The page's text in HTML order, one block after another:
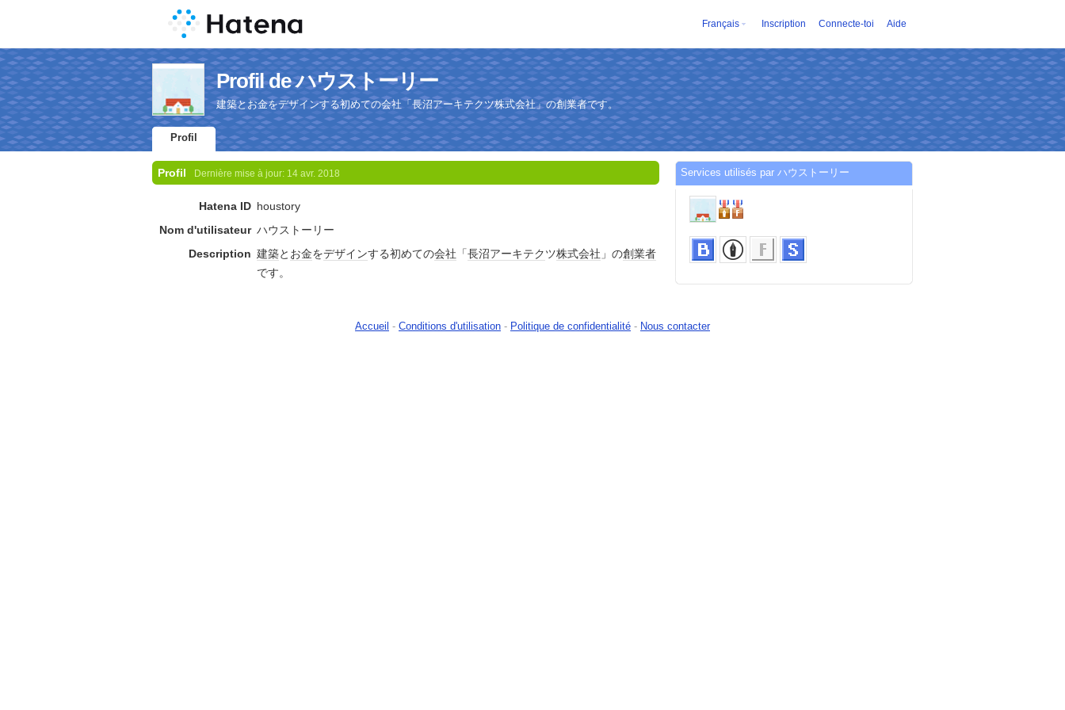
Français Inscription Connecte-toi Aide
Profil de ハウストーリー
建築とお金をデザインする初めての会社「長沼アーキテクツ株式会社」の創業者です。
Profil
Profil Dernière mise à jour: 14 avr. 2018
Hatena ID houstory
Nom d'utilisateur ハウストーリー
Description 建築と お金をデザインする初めての会社 「長沼アーキテクツ株式会社 」の創業者
です。
Services utilisés par ハウストーリー
Accueil - Conditions d'utilisation - Politique de confidentialité - Nous contacter